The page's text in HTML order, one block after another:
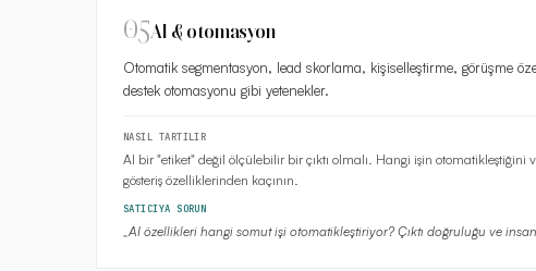
05AI & otomasyon
Otomatik segmentasyon, lead skorlama, kişiselleştirme, görüşme
destek otomasyonu gibi yetenekler.
NASIL TARTILIR
AI bir "etiket" değil ölçülebilir bir çıktı olmalı. Hangi işin otomatikleştiğini
gösteriş özelliklerinden kaçının.
SATICIYA SORUN
AI özellikleri hangi somut işi otomatikleştiriyor? Çıktı doğruluğu ve insan